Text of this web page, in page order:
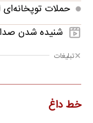
حملات توپخانه‌ای
شنیده شدن
تبلیغات
خط داغ